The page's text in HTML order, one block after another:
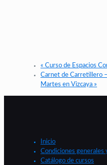
« Curso de Espacios
Carnet de Carretillero
Martes en Vizcaya »
Inicio
Condiciones generales
Catálogo de cursos